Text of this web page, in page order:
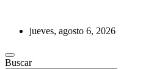
contenidojueves, agosto 6, 2026
REVISTA DE PRENSA
Buscar